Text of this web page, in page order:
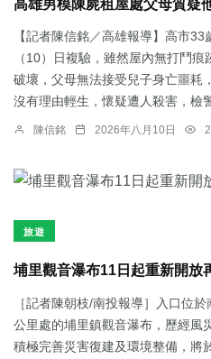
高雄男模陳屍租屋處父母質疑
【記者陳信銘／高雄報導】高市
（10）日複驗，雖然屋內無打鬥
破壞，父母無法接受兒子身亡噩耗
沒有理由輕生，懷疑遭人殺害，檢
陳信銘 2026年八月10日
旅遊
埔里觀音瀑布11日起重新開放
［記者陳朝枝/南投報導］入口位
公里處的埔里鎮觀音瀑布，歷經風
積極完善災害復建及環境整備，將